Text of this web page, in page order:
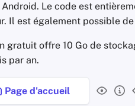
Android. Le code est
Il est également possible de
gratuit offre 10 Go de
par an.
Page d'accueil